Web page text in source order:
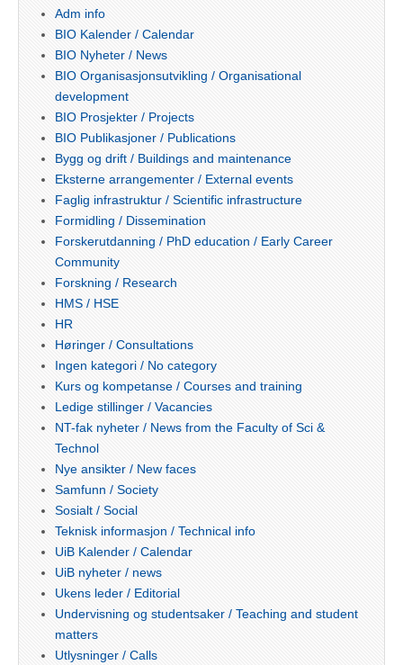
Adm info
BIO Kalender / Calendar
BIO Nyheter / News
BIO Organisasjonsutvikling / Organisational
development
BIO Prosjekter / Projects
BIO Publikasjoner / Publications
Bygg og drift / Buildings and maintenance
Eksterne arrangementer / External events
Faglig infrastruktur / Scientific infrastructure
Formidling / Dissemination
Forskerutdanning / PhD education / Early Career
Community
Forskning / Research
HMS / HSE
HR
Høringer / Consultations
Ingen kategori / No category
Kurs og kompetanse / Courses and training
Ledige stillinger / Vacancies
NT-fak nyheter / News from the Faculty of Sci &
Technol
Nye ansikter / New faces
Samfunn / Society
Sosialt / Social
Teknisk informasjon / Technical info
UiB Kalender / Calendar
UiB nyheter / news
Ukens leder / Editorial
Undervisning og studentsaker / Teaching and student
matters
Utlysninger / Calls